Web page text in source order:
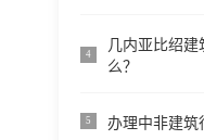
4
几内亚比绍
么？
5 办理中非建筑